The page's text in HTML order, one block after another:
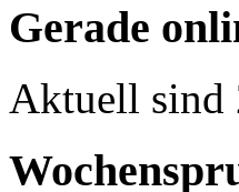
Gerade
Aktuell sind